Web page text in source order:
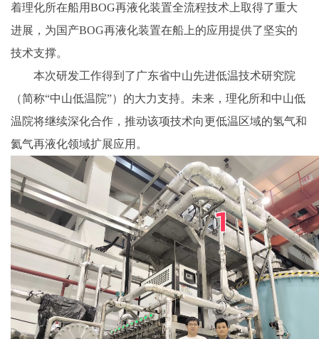
着理化所在船用BOG再液化装置全流程技术上取得了重大
进展，为国产BOG再液化装置在船上的应用提供了坚实的
技术支撑。
本次研发工作得到了广东省中山先进低温技术研究院
（简称“中山低温院”）的大力支持。未来，理化所和中山低
温院将继续深化合作，推动该项技术向更低温区域的氢气和
氦气再液化领域扩展应用。